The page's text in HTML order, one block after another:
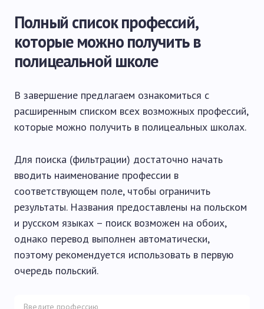
Полный список профессий,
которые можно получить в
полицеальной школе
В завершение предлагаем ознакомиться с
расширенным списком всех возможных профессий,
которые можно получить в полицеальных школах.
Для поиска (фильтрации) достаточно начать
вводить наименование профессии в
соответствующем поле, чтобы ограничить
результаты. Названия предоставлены на польском
и русском языках – поиск возможен на обоих,
однако перевод выполнен автоматически,
поэтому рекомендуется использовать в первую
очередь польский.